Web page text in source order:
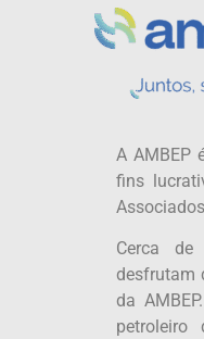
A AMBEP
fins
Cerca
desfrutam
da
petroleiro